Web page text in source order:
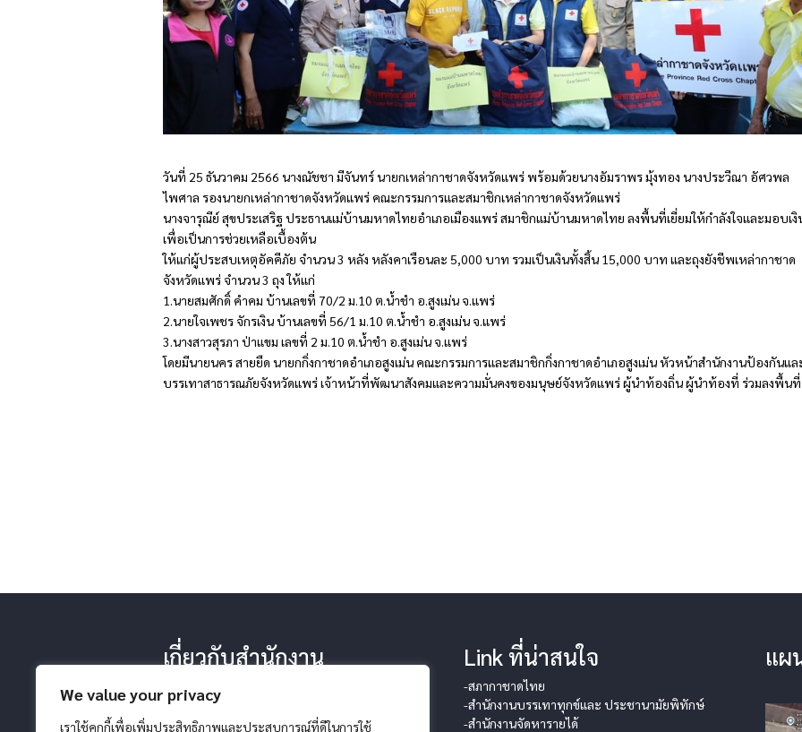
We value your privacy
เราใช้คุกกี้เพื่อเพิ่มประสิทธิภาพและประสบการณ์ที่ดีในการใช้
วันที่ 25 ธันวาคม 2566 นางณัชชา มีจันทร์ นายกเหล่ากาชาดจังหวัดแพร่ พร้อมด้วยนางอัมราพร มุ้งทอง นางประวีณา อัศวพล
ไพศาล รองนายกเหล่ากาชาดจังหวัดแพร่ คณะกรรมการและสมาชิกเหล่ากาชาดจังหวัดแพร่
นางจารุณีย์ สุขประเสริฐ ประธานแม่บ้านมหาดไทยอำเภอเมืองแพร่ สมาชิกแม่บ้านมหาดไทย ลงพื้นที่เยี่ยมให้กำลังใจและมอบเงิ
เพื่อเป็นการช่วยเหลือเบื้องต้น
ให้แก่ผู้ประสบเหตุอัคคีภัย จำนวน 3 หลัง หลังคาเรือนละ 5,000 บาท รวมเป็นเงินทั้งสิ้น 15,000 บาท และถุงยังชีพเหล่ากาชาด
จังหวัดแพร่ จำนวน 3 ถุง ให้แก่
1.นายสมศักดิ์ คำคม บ้านเลขที่ 70/2 ม.10 ต.น้ำชำ อ.สูงเม่น จ.แพร่
2.นายใจเพชร จักรเงิน บ้านเลขที่ 56/1 ม.10 ต.น้ำชำ อ.สูงเม่น จ.แพร่
3.นางสาวสุรภา ป่าแขม เลขที่ 2 ม.10 ต.น้ำชำ อ.สูงเม่น จ.แพร่
โดยมีนายนคร สายยืด นายกกิ่งกาชาดอำเภอสูงเม่น คณะกรรมการและสมาชิกกิ่งกาชาดอำเภอสูงเม่น หัวหน้าสำนักงานป้องกันแล
บรรเทาสาธารณภัยจังหวัดแพร่ เจ้าหน้าที่พัฒนาสังคมและความมั่นคงของมนุษย์จังหวัดแพร่ ผู้นำท้องถิ่น ผู้นำท้องที่ ร่วมลงพื้นที่
เกี่ยวกับสำนักงาน
-โครงสร้างสำนักงาน
-วิสัยทัศน์ พันธกิจ
Link ที่น่าสนใจ
-สภากาชาดไทย
-สำนักงานบรรเทาทุกข์และ ประชานามัยพิทักษ์
-สำนักงานจัดหารายได้
แผ